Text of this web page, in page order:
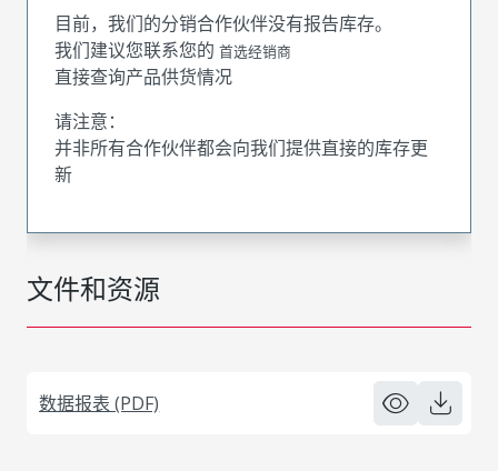
文件和资源
数据报表 (PDF)
目前，我们的分销合作伙伴没有报告库存。
我们建议您联系您的 首选经销商
直接查询产品供货情况
请注意：
并非所有合作伙伴都会向我们提供直接的库存更
新